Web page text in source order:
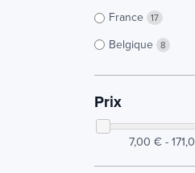
France 17
Belgique 8
Prix
7,00 € -